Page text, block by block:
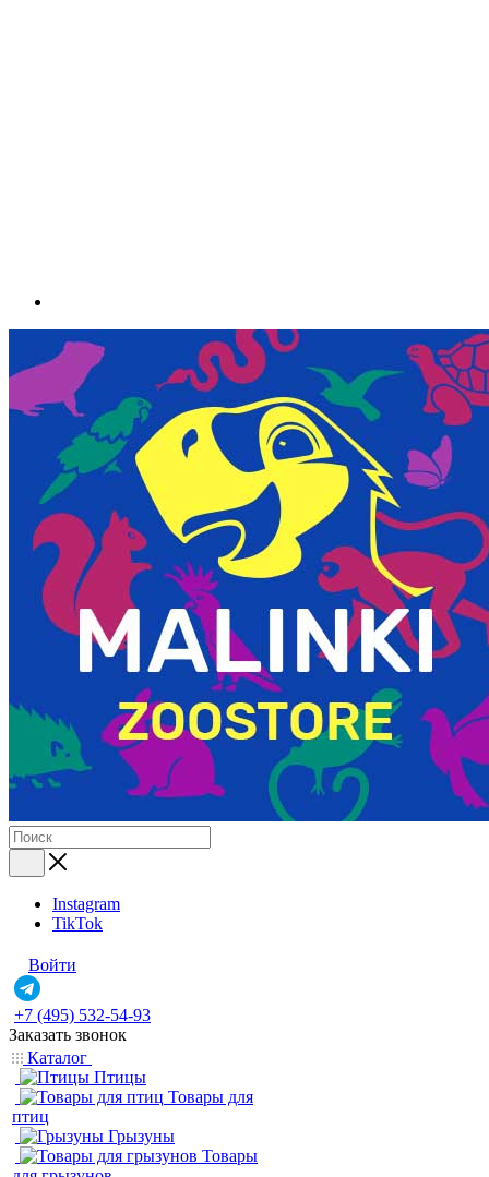
Instagram
TikTok
Войти
+7 (495) 532-54-93
Заказать звонок
Каталог
Птицы
Товары для
птиц
Грызуны
Товары